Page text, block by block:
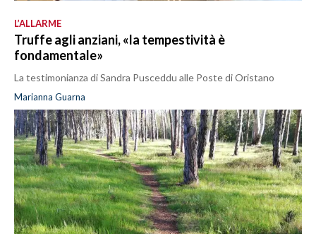
L’ALLARME
Truffe agli anziani, «la tempestività è
fondamentale»
La testimonianza di Sandra Pusceddu alle Poste di Oristano
Marianna Guarna